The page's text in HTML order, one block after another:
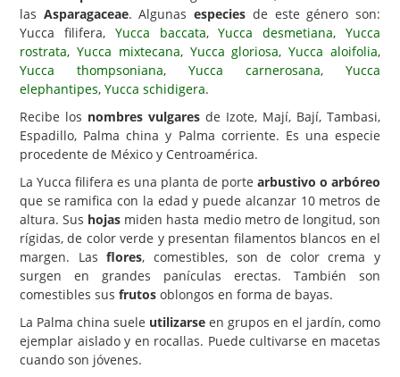
Enfermedades
Animales
Hongos
Carencias
Fotos
Flores y Plantas
Árboles y Palmeras
Arbustos y Trepadoras
Cactus y Suculentas
las Asparagaceae. Algunasespecies de este género son:
Yucca filifera, Yucca baccata,Yucca desmetiana,Yucca
rostrata, Yucca mixtecana, Yucca gloriosa,Yucca aloifolia,
Yucca thompsoniana, Yucca carnerosana, Yucca
elephantipes, Yucca schidigera.
Recibe los nombres vulgares de Izote, Mají, Bají, Tambasi,
Espadillo, Palma china y Palma corriente. Es una especie
procedente de México y Centroamérica.
La Yucca filifera es una planta de porte arbustivo o arbóreo
que se ramifica con la edad y puede alcanzar 10 metros de
altura. Sus hojas miden hasta medio metro de longitud, son
rígidas, de color verde y presentan filamentos blancos en el
margen. Lasflores, comestibles, son de color crema y
surgen en grandes panículas erectas. También son
comestibles sus frutos oblongos en forma de bayas.
La Palma china suele utilizarse en grupos en el jardín, como
ejemplar aislado y en rocallas. Puede cultivarse en macetas
cuando son jóvenes.